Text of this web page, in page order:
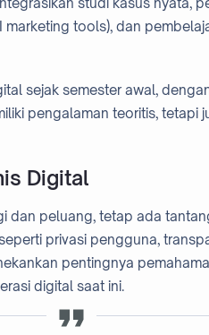
tools), dan
sejak semester awal,
pengalaman teoritis, tetapi
Digital
dan peluang, tetap ada
privasi pengguna,
pentingnya
digital saat ini.